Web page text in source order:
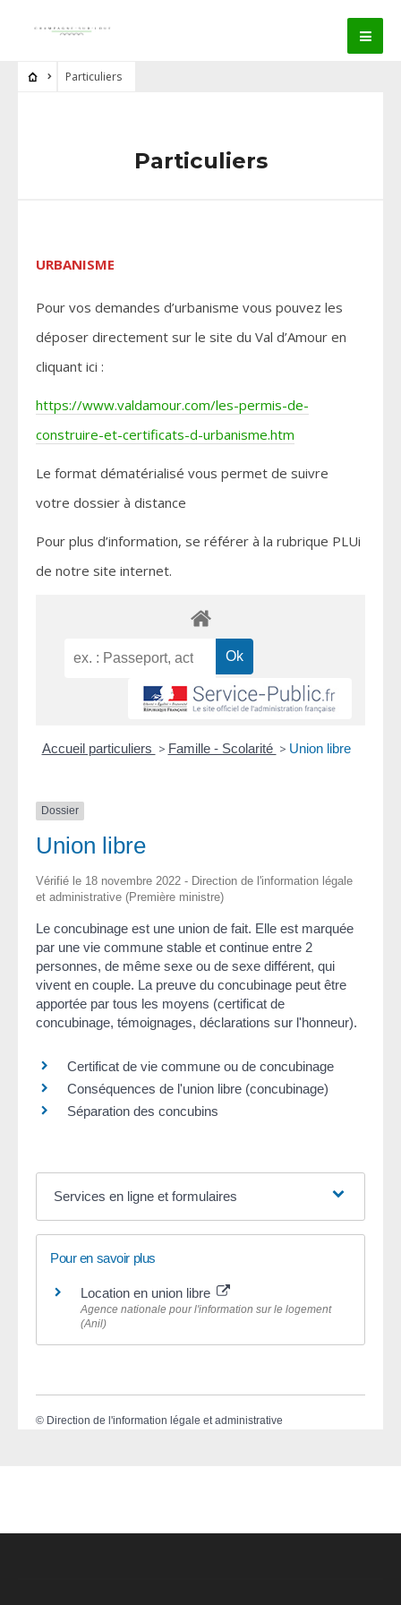
Particuliers
Particuliers
URBANISME
Pour vos demandes d’urbanisme vous pouvez les
déposer directement sur le site du Val d’Amour en
cliquant ici :
https://www.valdamour.com/les-permis-de-
construire-et-certificats-d-urbanisme.htm
Le format dématérialisé vous permet de suivre
votre dossier à distance
Pour plus d’information, se référer à la rubrique PLUi
de notre site internet.
Accueil particuliers > Famille - Scolarité > Union libre
Dossier
Union libre
Vérifié le 18 novembre 2022 - Direction de l'information légale
et administrative (Première ministre)
Le concubinage est une union de fait. Elle est marquée
par une vie commune stable et continue entre 2
personnes, de même sexe ou de sexe différent, qui
vivent en couple. La preuve du concubinage peut être
apportée par tous les moyens (certificat de
concubinage, témoignages, déclarations sur l'honneur).
Certificat de vie commune ou de concubinage
Conséquences de l'union libre (concubinage)
Séparation des concubins
Services en ligne et formulaires
Pour en savoir plus
Location en union libre
Agence nationale pour l'information sur le logement
(Anil)
© Direction de l'information légale et administrative